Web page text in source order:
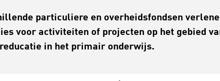
particuliere en overheidsfondsen
voor activiteiten of projecten op het gebied
in het primair onderwijs.